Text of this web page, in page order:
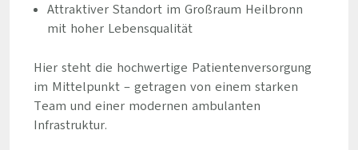
Attraktiver Standort im Großraum Heilbronn
mit hoher Lebensqualität
Hier steht die hochwertige Patientenversorgung
im Mittelpunkt – getragen von einem starken
Team und einer modernen ambulanten
Infrastruktur.